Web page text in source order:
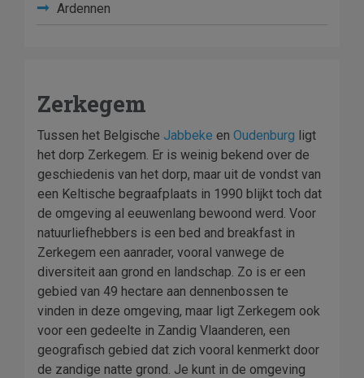
Ardennen
Zerkegem
Tussen het Belgische Jabbeke en Oudenburg ligt
het dorp Zerkegem. Er is weinig bekend over de
geschiedenis van het dorp, maar uit de vondst van
een Keltische begraafplaats in 1990 blijkt toch dat
de omgeving al eeuwenlang bewoond werd. Voor
natuurliefhebbers is een bed and breakfast in
Zerkegem een aanrader, vooral vanwege de
diversiteit aan grond en landschap. Zo is er een
gebied van 49 hectare aan dennenbossen te
vinden in deze omgeving, maar ligt Zerkegem ook
voor een gedeelte in Zandig Vlaanderen, een
geografisch gebied dat zich vooral kenmerkt door
de zandige natte grond. Je kunt in de omgeving